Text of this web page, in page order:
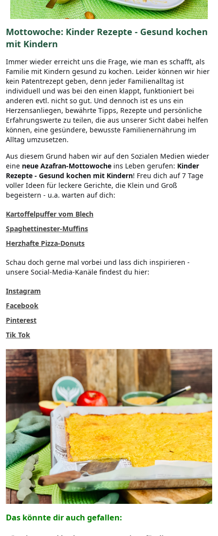
Mottowoche: Kinder Rezepte - Gesund kochen
mit Kindern
Immer wieder erreicht uns die Frage, wie man es schafft, als
Familie mit Kindern gesund zu kochen. Leider können wir hier
kein Patentrezept geben, denn jeder Familienalltag ist
individuell und was bei den einen klappt, funktioniert bei
anderen evtl. nicht so gut. Und dennoch ist es uns ein
Herzensanliegen, bewährte Tipps, Rezepte und persönliche
Erfahrungswerte zu teilen, die aus unserer Sicht dabei helfen
können, eine gesündere, bewusste Familienernährung im
Alltag umzusetzen.
Aus diesem Grund haben wir auf den Sozialen Medien wieder
eine neue Azafran-Mottowoche ins Leben gerufen: Kinder
Rezepte - Gesund kochen mit Kindern! Freu dich auf 7 Tage
voller Ideen für leckere Gerichte, die Klein und Groß
begeistern - u.a. warten auf dich:
Kartoffelpuffer vom Blech
Spaghettinester-Muffins
Herzhafte Pizza-Donuts
Schau doch gerne mal vorbei und lass dich inspirieren -
unsere Social-Media-Kanäle findest du hier:
Instagram
Facebook
Pinterest
Tik Tok
Das könnte dir auch gefallen: